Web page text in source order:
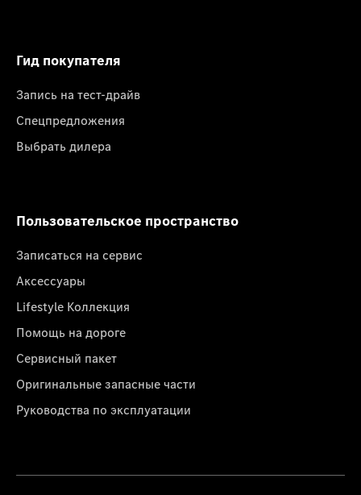
Гид покупателя
Запись на тест-драйв
Спецпредложения
Выбрать дилера
Пользовательское пространство
Записаться на сервис
Аксессуары
Lifestyle Коллекция
Помощь на дороге
Сервисный пакет
Оригинальные запасные части
Руководства по эксплуатации